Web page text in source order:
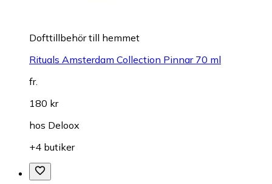
Dofttillbehör till hemmet
Rituals Amsterdam Collection Pinnar 70 ml
fr.
180 kr
hos Deloox
+4 butiker